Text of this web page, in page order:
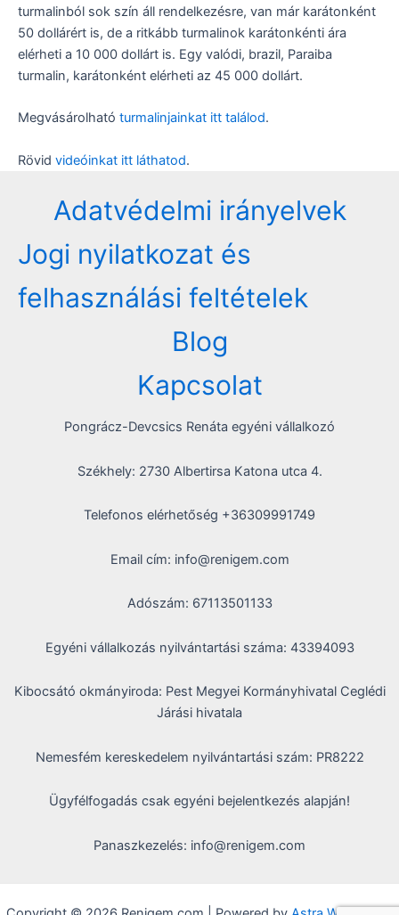
turmalinból sok szín áll rendelkezésre, van már karátonként
50 dollárért is, de a ritkább turmalinok karátonkénti ára
elérheti a 10 000 dollárt is. Egy valódi, brazil, Paraiba
turmalin, karátonként elérheti az 45 000 dollárt.
Megvásárolható turmalinjainkat itt találod.
Rövid videóinkat itt láthatod.
Adatvédelmi irányelvek
Jogi nyilatkozat és
felhasználási feltételek
Blog
Kapcsolat
Pongrácz-Devcsics Renáta egyéni vállalkozó
Székhely: 2730 Albertirsa Katona utca 4.
Telefonos elérhetőség +36309991749
Email cím: info@renigem.com
Adószám: 67113501133
Egyéni vállalkozás nyilvántartási száma: 43394093
Kibocsátó okmányiroda: Pest Megyei Kormányhivatal Ceglédi
Járási hivatala
Nemesfém kereskedelem nyilvántartási szám: PR8222
Ügyfélfogadás csak egyéni bejelentkezés alapján!
Panaszkezelés: info@renigem.com